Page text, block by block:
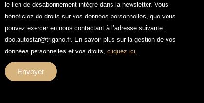
le lien de désabonnement intégré dans la newsletter. Vous
bénéficiez de droits sur vos données personnelles, que vous
pouvez exercer en nous contactant à l’adresse suivante :
dpo.autostar@trigano.fr. En savoir plus sur la gestion de vos
données personnelles et vos droits, cliquez ici
Envoyer